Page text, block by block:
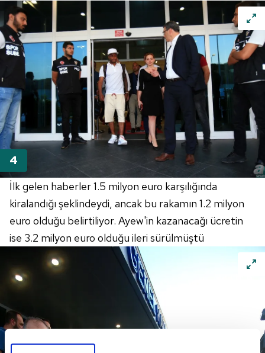
İlk gelen haberler 1.5 milyon euro karşılığında
kiralandığı şeklindeydi, ancak bu rakamın 1.2 milyon
euro olduğu belirtiliyor. Ayew'in kazanacağı ücretin
ise 3.2 milyon euro olduğu ileri sürülmüştü